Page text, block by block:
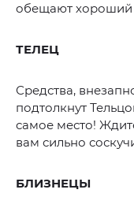
обещают хороший
ТЕЛЕЦ
Средства,
подтолкнут
самое место!
вам сильно
БЛИЗНЕЦЫ